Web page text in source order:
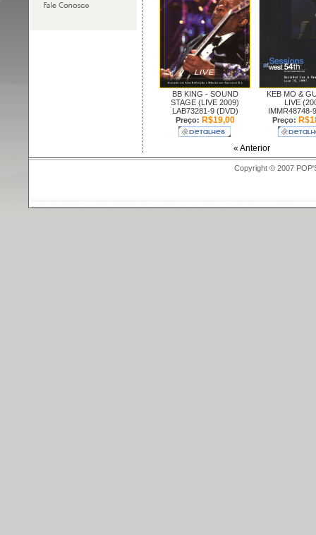
BB KING - SOUND
STAGE (LIVE 2009)
LAB73281-9 (DVD)
Preço: R$19,00
KEB MO &
LIVE
IMMR48748-
Preço:
« Anterior
Copyright © 2007